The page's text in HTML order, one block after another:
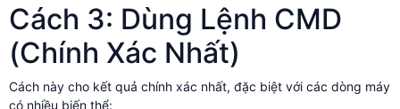
Cách 3: Dùng Lệnh CMD
(Chính Xác Nhất)
Cách này cho kết quả chính xác nhất, đặc biệt với các dòng máy
có nhiều biến thể: